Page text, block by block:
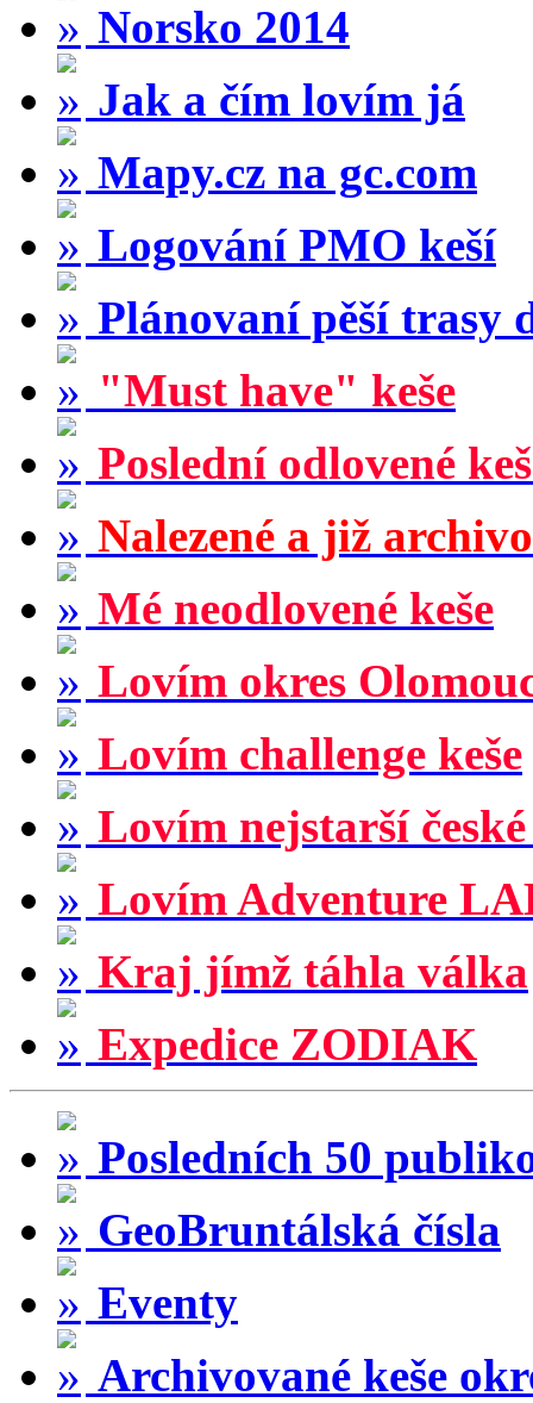
Norsko 2014
Jak a čím lovím já
Mapy.cz na gc.com
Logování PMO keší
Plánovaní pěší trasy
"Must have" keše
Poslední odlovené
Nalezené a již
Mé neodlovené keše
Lovím okres
Lovím challenge keše
Lovím nejstarší české
Lovím Adventure
Kraj jímž táhla válka
Expedice ZODIAK
Posledních 50
GeoBruntálská čísla
Eventy
Archivované keše